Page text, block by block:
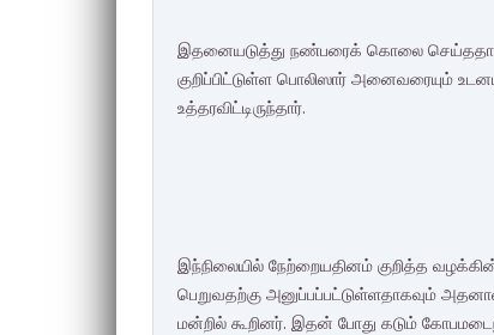
இதனையடுத்து நண்பரைக் கொலை
குறிப்பிட்டுள்ள பொலிஸார் அனைவரையும்
உத்தரவிட்டிருந்தார்.
இந்நிலையில் நேற்றையதினம் குறித்த
பெறுவதற்கு அனுப்பப்பட்டுள்ளதாகவும்
மன்றில் கூறினர். இதன் போது கடும்